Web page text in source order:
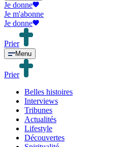
Je donne
Je m'abonne
Je donne
Prier
Menu
Prier
Belles histoires
Interviews
Tribunes
Actualités
Lifestyle
Découvertes